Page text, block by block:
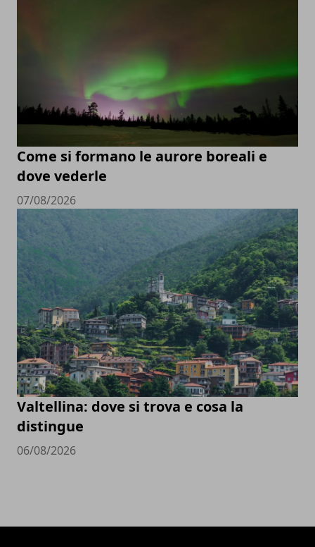
Come si formano le aurore boreali e
dove vederle
07/08/2026
Valtellina: dove si trova e cosa la
distingue
06/08/2026